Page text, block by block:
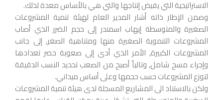
الاستراتيجية التي يفيض إنتاجها والتي هي بالأساس معدة لذلك.
وضمن الإطار ذاته أشار المدير العام لهيئة تنمية المشروعات
الصغيرة والمتوسطة إيهاب اسمندر إلى حجم الضرر الذي أصاب
المشروعات التنموية الصغيرة منها ومتناهية الصغر, إلى جانب
المشروعات الكبيرة, الأمر الذي أدى إلى صعوبة حصر تعدادها
وإجراء مسح شامل, وتالياً أصبح من الصعب تحديد النسب الدقيقة
لتوزع المشروعات حسب حجمها وعلى أساس ميداني.
ولكن بالاستناد الى المشاريع المسجلة لدى هيئة تنمية المشروعات